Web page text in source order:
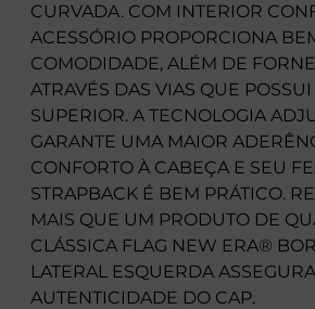
CURVADA. COM INTERIOR
ACESSÓRIO PROPORCIONA
COMODIDADE, ALÉM DE
ATRAVÉS DAS VIAS QUE
SUPERIOR. A TECNOLOGIA
GARANTE UMA MAIOR
CONFORTO À CABEÇA E SEU
STRAPBACK É BEM PRÁTICO.
MAIS QUE UM PRODUTO DE
CLÁSSICA FLAG NEW ERA®
LATERAL ESQUERDA
AUTENTICIDADE DO CAP.